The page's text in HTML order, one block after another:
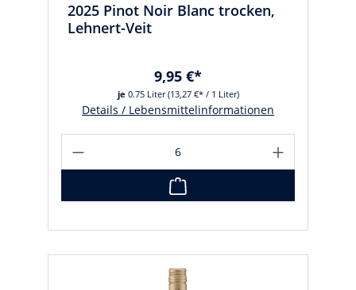
2025 Pinot Noir Blanc trocken,
Lehnert-Veit
je 0.75 Liter(13,27 €* / 1 Liter)
9,95 €*
Details / Lebensmittelinformationen